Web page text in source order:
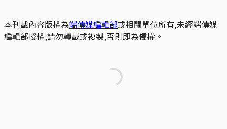
本刊載內容版權為端傳媒編輯部或相關單位所有,未經端傳媒
編輯部授權,請勿轉載或複製,否則即為侵權。